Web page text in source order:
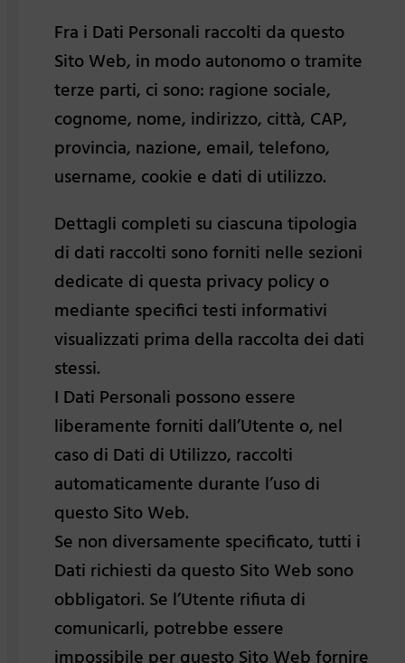
Fra i Dati Personali raccolti da questo
Sito Web, in modo autonomo o tramite
terze parti, ci sono: ragione sociale,
cognome, nome, indirizzo, città, CAP,
provincia, nazione, email, telefono,
username, cookie e dati di utilizzo.
Dettagli completi su ciascuna tipologia
di dati raccolti sono forniti nelle sezioni
dedicate di questa privacy policy o
mediante specifici testi informativi
visualizzati prima della raccolta dei dati
stessi.
I Dati Personali possono essere
liberamente forniti dall’Utente o, nel
caso di Dati di Utilizzo, raccolti
automaticamente durante l’uso di
questo Sito Web.
Se non diversamente specificato, tutti i
Dati richiesti da questo Sito Web sono
obbligatori. Se l’Utente rifiuta di
comunicarli, potrebbe essere